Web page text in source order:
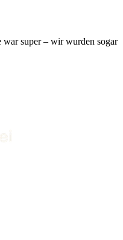
super – wir wurden sogar